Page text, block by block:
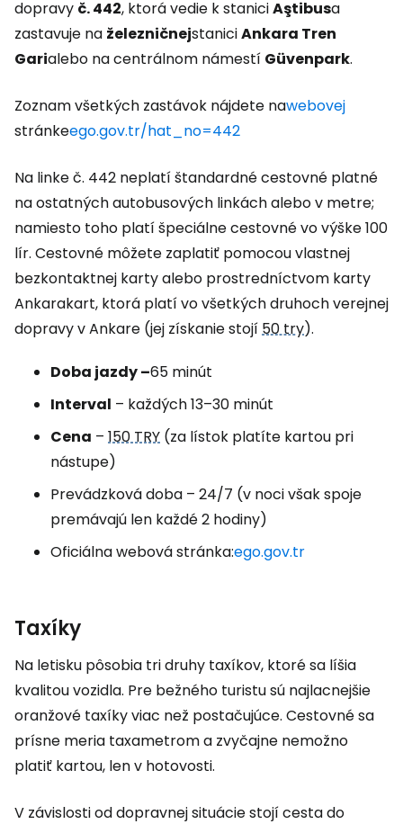
dopravy č. 442, ktorá vedie k staniciAştibusa
zastavuje na železničnejstaniciAnkara Tren
Garialebo na centrálnom námestí Güvenpark.
Zoznam všetkých zastávok nájdete nawebovej
stránkeego.gov.tr/hat_no=442
Na linke č. 442 neplatí štandardné cestovné platné
na ostatných autobusových linkách alebo v metre;
namiesto toho platí špeciálne cestovné vo výške 100
lír. Cestovné môžete zaplatiť pomocou vlastnej
bezkontaktnej karty alebo prostredníctvom karty
Ankarakart, ktorá platí vo všetkých druhoch verejnej
dopravy v Ankare (jej získanie stojí50 try).
Doba jazdy –65 minút
Interval – každých 13–30 minút
Cena – 150 TRY (za lístok platíte kartou pri
nástupe)
Prevádzková doba – 24/7 (v noci však spoje
premávajú len každé 2 hodiny)
Oficiálna webová stránka:ego.gov.tr
Taxíky
Na letisku pôsobia tri druhy taxíkov, ktoré sa líšia
kvalitou vozidla. Pre bežného turistu sú najlacnejšie
oranžové taxíky viac než postačujúce. Cestovné sa
prísne meria taxametrom a zvyčajne nemožno
platiť kartou, len v hotovosti.
V závislosti od dopravnej situácie stojí cesta do